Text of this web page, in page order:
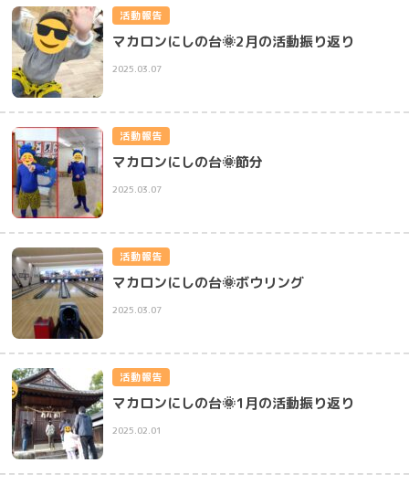
活動報告
マカロンにしの台🌞2月の活動振り返り
2025.03.07
活動報告
マカロンにしの台🌞節分
2025.03.07
活動報告
マカロンにしの台🌞ボウリング
2025.03.07
活動報告
マカロンにしの台🌞1月の活動振り返り
2025.02.01